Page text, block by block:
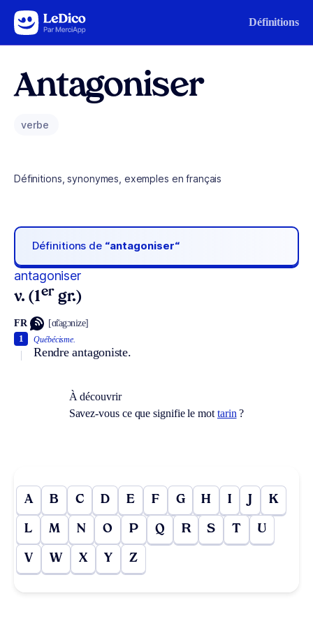
Aller au contenu Définitions
Antagoniser
verbe
Définitions, synonymes, exemples en français
Définitions de “antagoniser“
antagoniser
v. (1er gr.)
FR [ɑ̃tagɔnize]
Québécisme.
Rendre antagoniste.
1
À découvrir
Savez-vous ce que signifie le mot tarin ?
A B C D E F G H I J K
L M N O P Q R S T U
V W X Y Z